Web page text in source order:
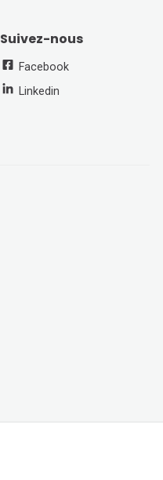
Suivez-nous
Facebook
Linkedin